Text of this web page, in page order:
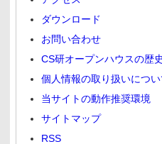
ダウンロード
お問い合わせ
CS研オープンハウスの歴史
個人情報の取り扱いについ
当サイトの動作推奨環境
サイトマップ
RSS